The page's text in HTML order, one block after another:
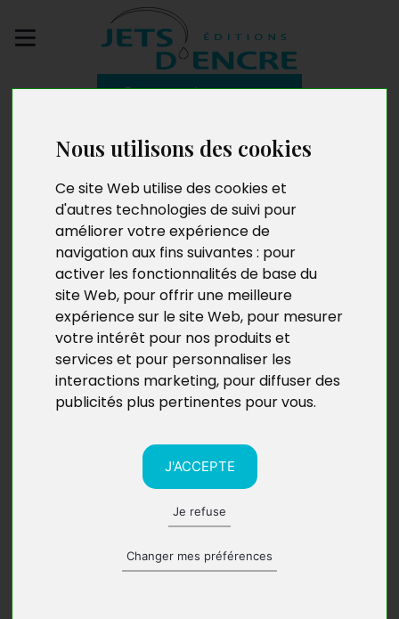
Nous utilisons des cookies
Ce site Web utilise des cookies et
d'autres technologies de suivi pour
améliorer votre expérience de
navigation aux fins suivantes : pour
activer les fonctionnalités de base du
site Web, pour offrir une meilleure
expérience sur le site Web, pour mesurer
votre intérêt pour nos produits et
services et pour personnaliser les
interactions marketing, pour diffuser des
publicités plus pertinentes pour vous.
J'ACCEPTE
Je refuse
Changer mes préférences
Envoyez votre
L’Outre-mer méprisée